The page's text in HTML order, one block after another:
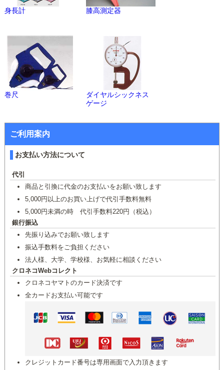
身長計 膝高測定器
巻尺
ダイヤルシックネス
ゲージ
ご利用案内
お支払い方法について
代引
商品と引換に代金のお支払いをお願い致します
5,000円以上のお買い上げで代引手数料無料
5,000円未満の時 代引手数料220円（税込）
銀行振込
先振り込みでお願い致します
振込手数料をご負担ください
法人様、大学、学校様、お気軽に相談ください
クロネコWebコレクト
クロネコヤマトのカード決済です
全カードお支払い可能です
クレジットカード番号は専用画面で入力頂きます